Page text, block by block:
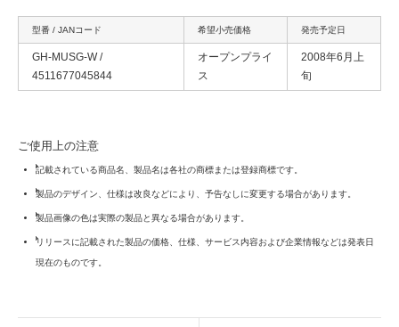
型番 / JANコード 希望小売価格 発売予定日
GH-MUSG-W /
4511677045844
オープンプライ
ス
2008年6月上
旬
ご使用上の注意
記載されている商品名、製品名は各社の商標または登録商標です。
製品のデザイン、仕様は改良などにより、予告なしに変更する場合があります。
製品画像の色は実際の製品と異なる場合があります。
リリースに記載された製品の価格、仕様、サービス内容および企業情報などは発表日
現在のものです。